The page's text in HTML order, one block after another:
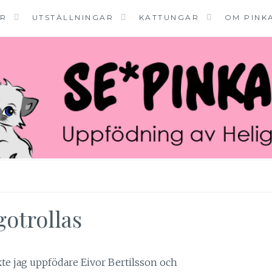
UTSTÄLLNINGAR KATTUNGAR OM
jag uppfödare Eivor Bertilsson och